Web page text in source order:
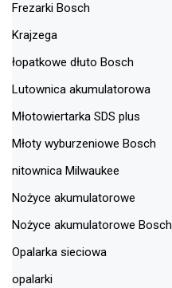
Frezarki Bosch
Krajzega
łopatkowe dłuto Bosch
Lutownica akumulatorowa
Młotowiertarka SDS plus
Młoty wyburzeniowe Bosch
nitownica Milwaukee
Nożyce akumulatorowe
Nożyce akumulatorowe Bosch
Opalarka sieciowa
opalarki